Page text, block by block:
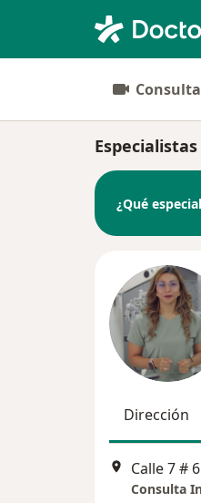
¿Qué
Dirección
Calle 7 #
Consulta